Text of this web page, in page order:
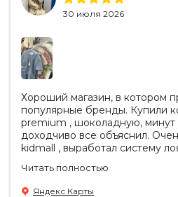
30 июля 2026
Хороший магазин, в котором
популярные бренды. Купили
premium , шоколадную, минут
доходчиво все объяснил. Очень хочется , чтоб
kidmall , выработал систему
Читать полностью
Яндекс Карты